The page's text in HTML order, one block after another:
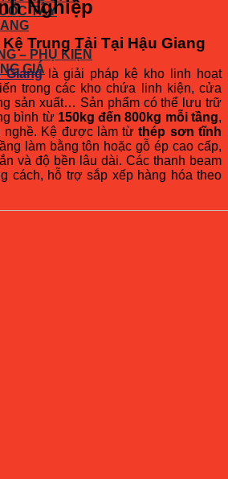
TÂY
– PHỤ KIỆN
GIÁ
Nghiệp
Trung Tải Tại Hậu Giang
Gianglà giải pháp kệ kho linh hoạt
trong các kho chứa linh kiện, cửa
sản xuất… Sản phẩm có thể lưu trữ
bình từ 150kg đến 800kg mỗi tầng,
nghề. Kệ được làm từthép sơn tĩnh
làm bằng tôn hoặc gỗ ép cao cấp,
và độ bền lâu dài. Các thanh beam
cách, hỗ trợ sắp xếp hàng hóa theo